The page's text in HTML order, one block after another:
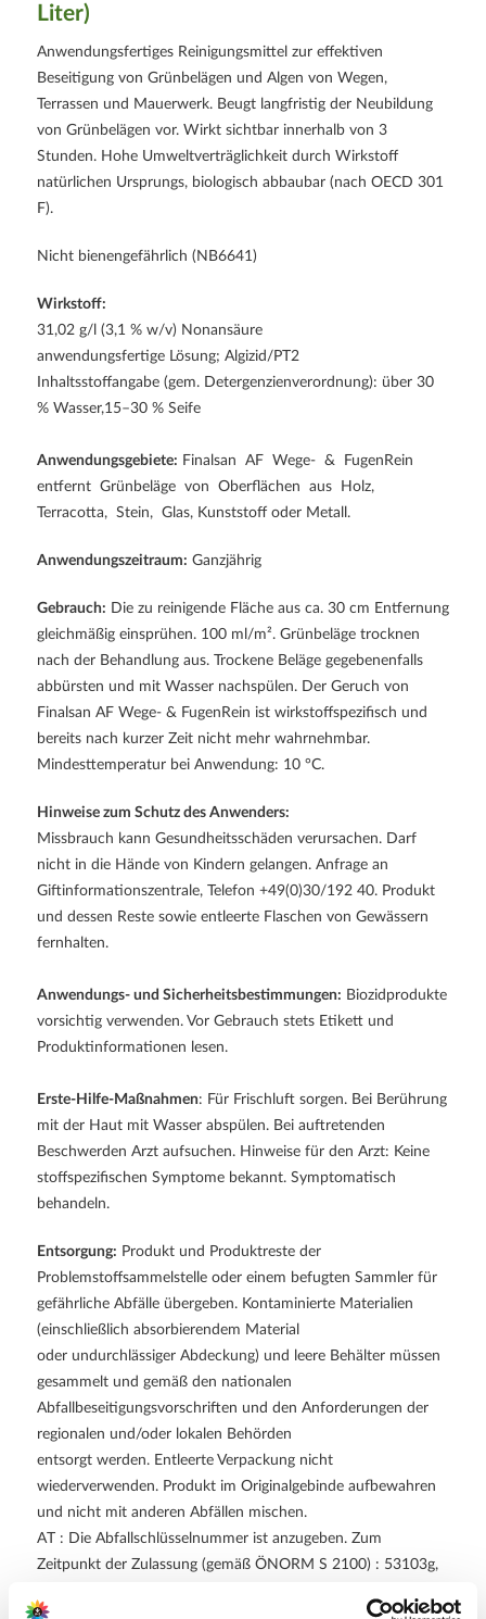
Liter)
Anwendungsfertiges Reinigungsmittel zur effektiven
Beseitigung von Grünbelägen und Algen von Wegen,
Terrassen und Mauerwerk. Beugt langfristig der Neubildung
von Grünbelägen vor. Wirkt sichtbar innerhalb von 3
Stunden. Hohe Umweltverträglichkeit durch Wirkstoff
natürlichen Ursprungs, biologisch abbaubar (nach OECD 301
F).
Nicht bienengefährlich (NB6641)
Wirkstoff:
31,02 g/l (3,1 % w/v) Nonansäure
anwendungsfertige Lösung; Algizid/PT2
Inhaltsstoffangabe (gem. Detergenzienverordnung): über 30
% Wasser,15–30 % Seife
Anwendungsgebiete: Finalsan AF Wege- & FugenRein
entfernt Grünbeläge von Oberflächen aus Holz,
Terracotta, Stein, Glas, Kunststoff oder Metall.
Anwendungszeitraum: Ganzjährig
Gebrauch: Die zu reinigende Fläche aus ca. 30 cm Entfernung
gleichmäßig einsprühen. 100 ml/m². Grünbeläge trocknen
nach der Behandlung aus. Trockene Beläge gegebenenfalls
abbürsten und mit Wasser nachspülen. Der Geruch von
Finalsan AF Wege- & FugenRein ist wirkstoffspezifisch und
bereits nach kurzer Zeit nicht mehr wahrnehmbar.
Mindesttemperatur bei Anwendung: 10 °C.
Hinweise zum Schutz des Anwenders:
Missbrauch kann Gesundheitsschäden verursachen. Darf
nicht in die Hände von Kindern gelangen. Anfrage an
Giftinformationszentrale, Telefon +49(0)30/192 40. Produkt
und dessen Reste sowie entleerte Flaschen von Gewässern
fernhalten.
Anwendungs- und Sicherheitsbestimmungen: Biozidprodukte
vorsichtig verwenden. Vor Gebrauch stets Etikett und
Produktinformationen lesen.
Erste-Hilfe-Maßnahmen: Für Frischluft sorgen. Bei Berührung
mit der Haut mit Wasser abspülen. Bei auftretenden
Beschwerden Arzt aufsuchen. Hinweise für den Arzt: Keine
stoffspezifischen Symptome bekannt. Symptomatisch
behandeln.
Entsorgung: Produkt und Produktreste der
Problemstoffsammelstelle oder einem befugten Sammler für
gefährliche Abfälle übergeben. Kontaminierte Materialien
(einschließlich absorbierendem Material
oder undurchlässiger Abdeckung) und leere Behälter müssen
gesammelt und gemäß den nationalen
Abfallbeseitigungsvorschriften und den Anforderungen der
regionalen und/oder lokalen Behörden
entsorgt werden. Entleerte Verpackung nicht
wiederverwenden. Produkt im Originalgebinde aufbewahren
und nicht mit anderen Abfällen mischen.
AT : Die Abfallschlüsselnummer ist anzugeben. Zum
Zeitpunkt der Zulassung (gemäß ÖNORM S 2100) : 53103g,